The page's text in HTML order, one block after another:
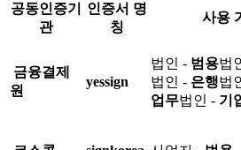
공동인증기
관
인증서 명
칭
사용
금융결제
원
yessign
법인 - 범용법
법인 - 은행법
업무법인 - 기